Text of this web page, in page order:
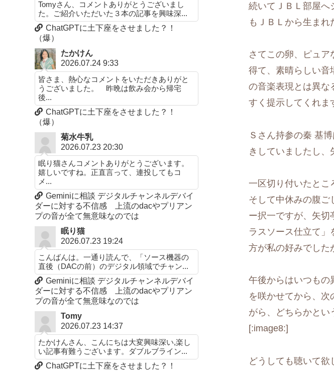
続いてＪＢＬ部屋へ
もＪＢＬから生ま
さてこの卵、ピュ
得て、素晴らしい音
の音楽表現とは異な
すく提示してくれま
Ｓさん持参の秦 基
きしていましたし
一区切り付いたとこ
そして中休みの腹ご
ー択一ですが、矢切
ラスソース仕立て
方が私の好みでした
午後からはいつもの
を咲かせてから、
がら、どちらかとい
[:image8:]
どうしても聴いて
Tomyさん、コメントありがとうございまし
た。ご紹介いただいた３本の記事を興味深...
ChatGPTに土下座をさせました？！
（爆）
たかけん
2026.07.24 9:33
皆さま、熱心なコメントをいただきありがと
うございました。 昨晩は飲み会から帰宅
後...
ChatGPTに土下座をさせました？！
（爆）
菊水牛乳
2026.07.23 20:30
眠り猫さんコメントありがとうございます。
嬉しいですね。正直言って、連投してもコ
メ...
Geminiに相談 デジタルチャンネルデバイ
ダーに対する不信感 上流のdacやプリアン
プの音が全て無意味なのでは
眠り猫
2026.07.23 19:24
こんばんは。一通り読んで、「ソース機器の
直後（DACの前）のデジタル領域でチャン...
Geminiに相談 デジタルチャンネルデバイ
ダーに対する不信感 上流のdacやプリアン
プの音が全て無意味なのでは
Tomy
2026.07.23 14:37
たかけんさん、こんにちは大変興味深い,楽し
い記事有難うございます。ダブルブライン...
ChatGPTに土下座をさせました？！